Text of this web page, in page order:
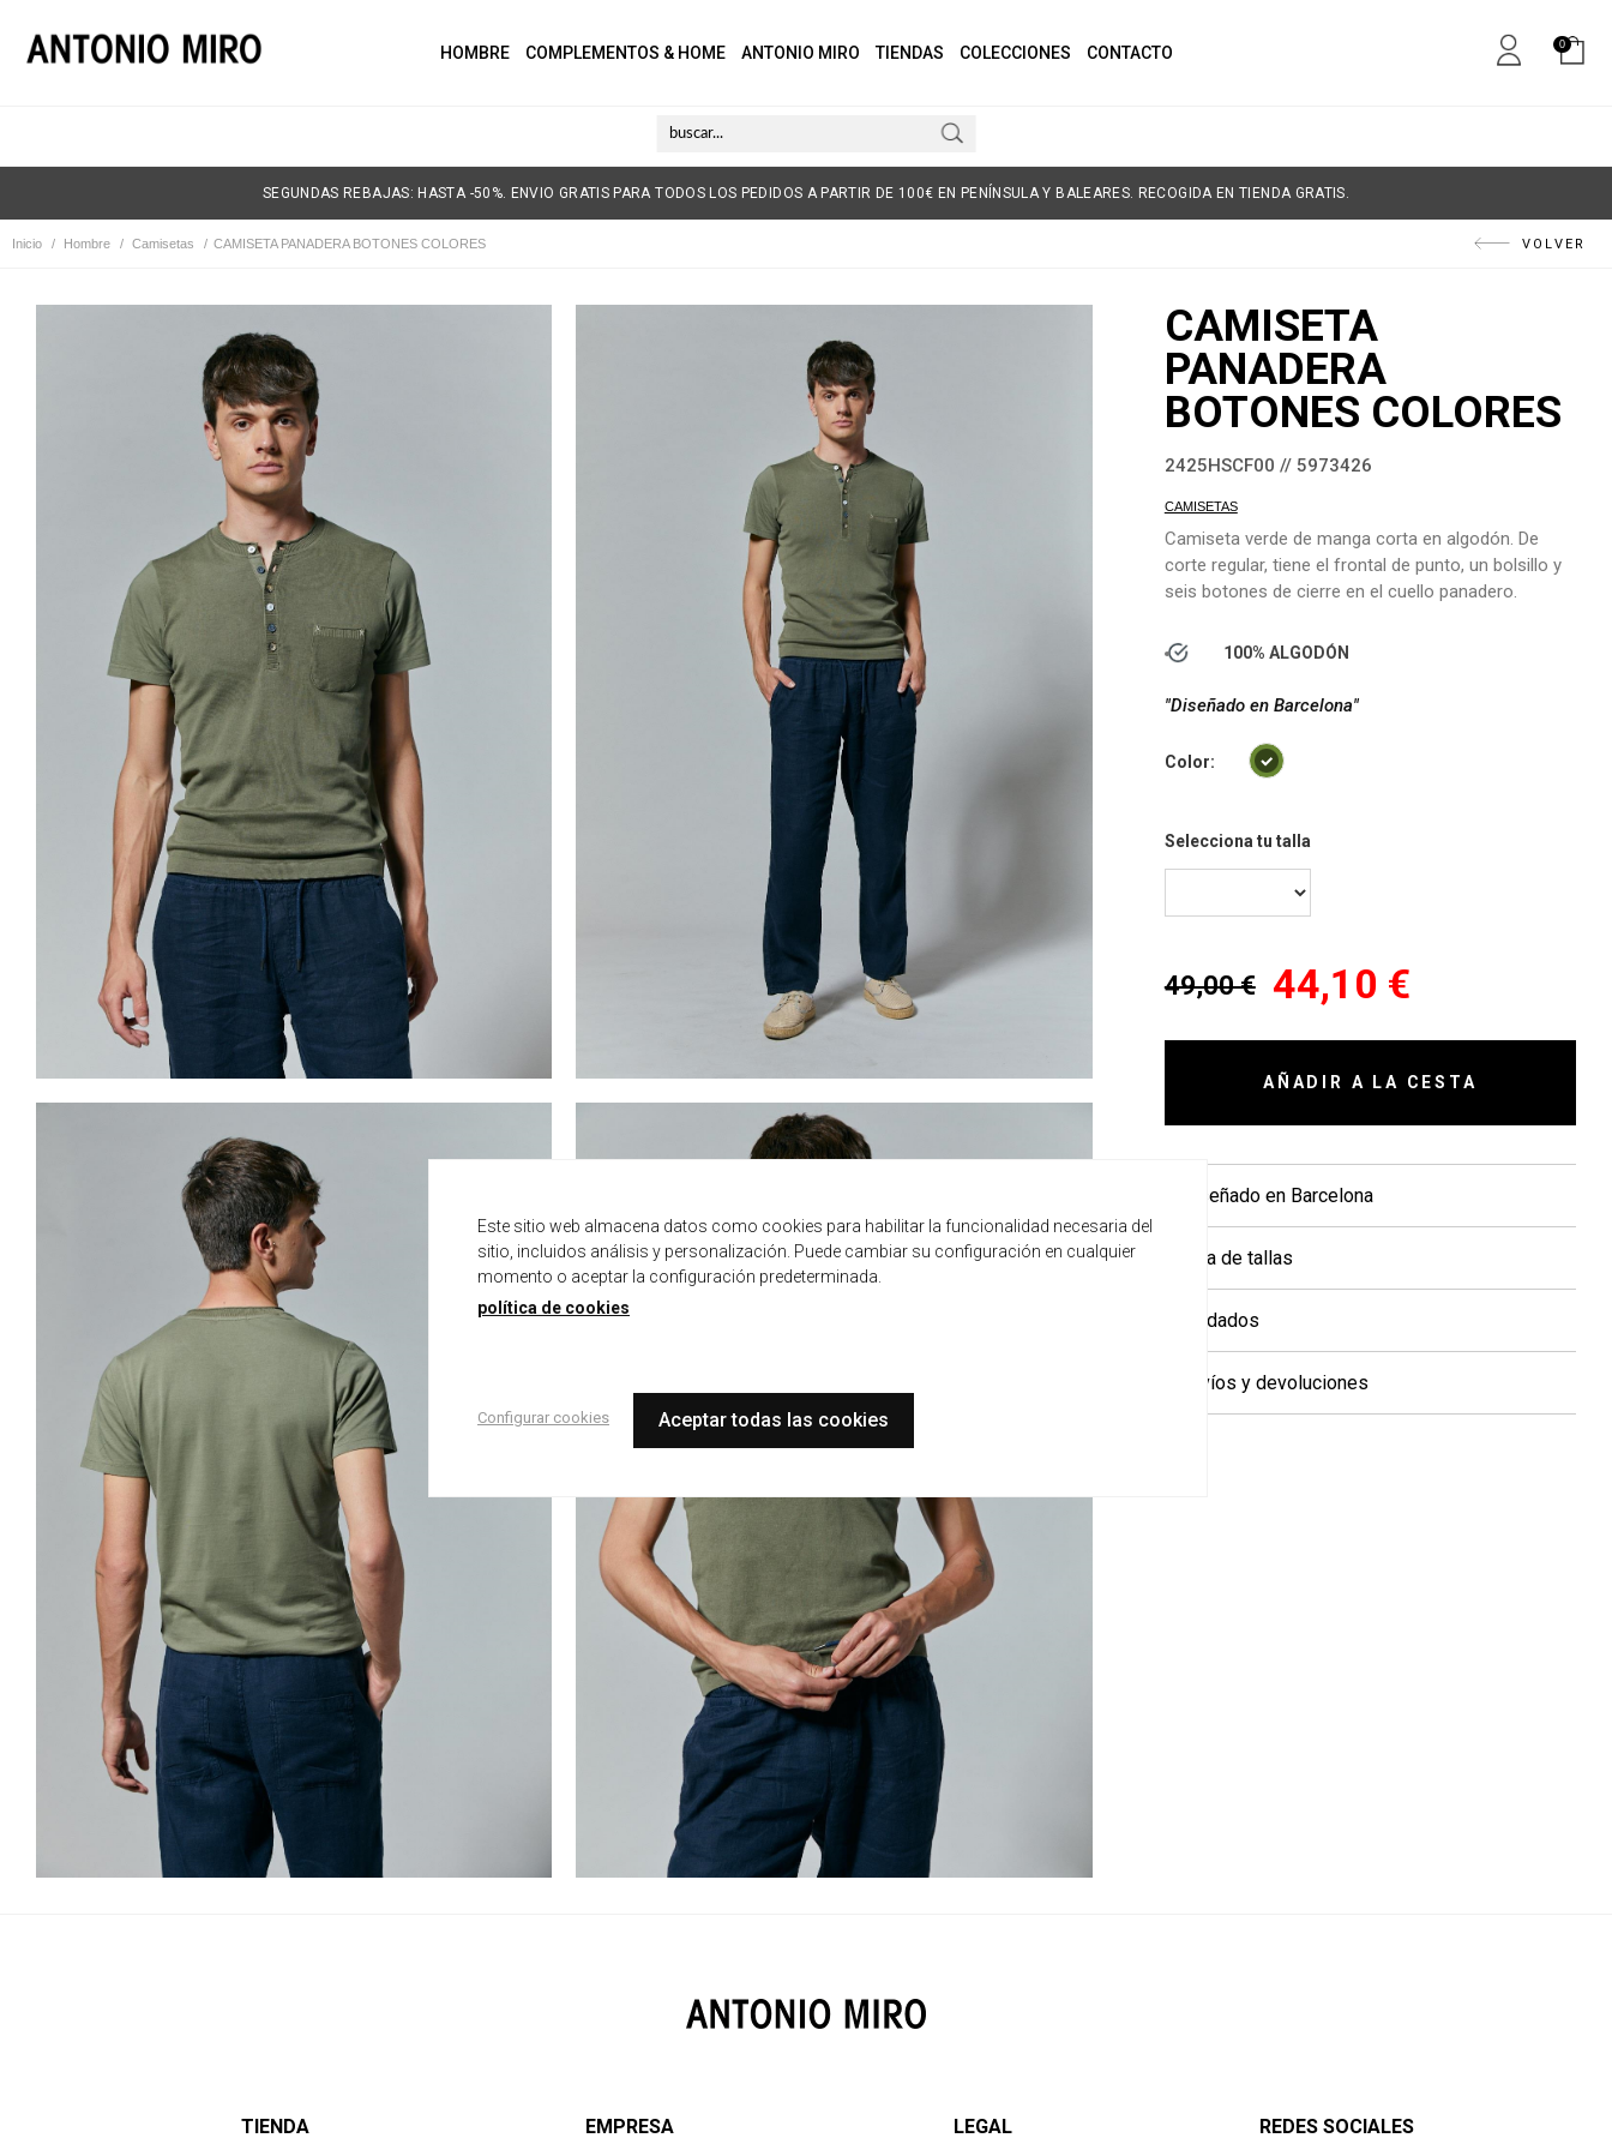
0
HOMBRE COMPLEMENTOS & HOME ANTONIO MIRO TIENDAS COLECCIONES CONTACTO
SEGUNDAS REBAJAS: HASTA -50%. ENVIO GRATIS PARA TODOS LOS PEDIDOS A PARTIR DE 100€ EN PENÍNSULA Y BALEARES. RECOGIDA EN TIENDA GRATIS.
Inicio / Hombre / Camisetas / CAMISETA PANADERA BOTONES COLORES VOLVER
CAMISETA
PANADERA
BOTONES COLORES
2425HSCF00 // 5973426
CAMISETAS
Camiseta verde de manga corta en algodón. De
corte regular, tiene el frontal de punto, un bolsillo y
seis botones de cierre en el cuello panadero.
100% ALGODÓN
"Diseñado en Barcelona"
Color:
Selecciona tu talla
49,00 € 44,10 €
AÑADIR A LA CESTA
+ Diseñado en Barcelona
+ Guía de tallas
+ Cuidados
+ Envíos y devoluciones
TIENDA EMPRESA LEGAL REDES SOCIALES
Este sitio web almacena datos como cookies para habilitar la funcionalidad necesaria del
sitio, incluidos análisis y personalización. Puede cambiar su configuración en cualquier
momento o aceptar la configuración predeterminada.
política de cookies
Configurar cookies Aceptar todas las cookies